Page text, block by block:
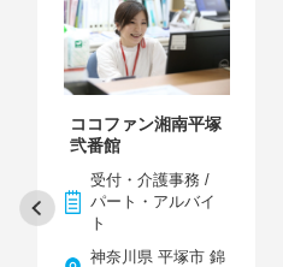
ココファン湘南平塚
弐番館
受付・介護事務 /
パート・アルバイ
ト
神奈川県 平塚市 錦